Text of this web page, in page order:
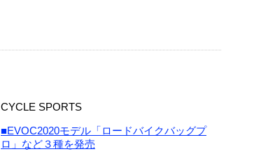
CYCLE SPORTS
■EVOC2020モデル「ロードバイクバッグプ
ロ」など３種を発売